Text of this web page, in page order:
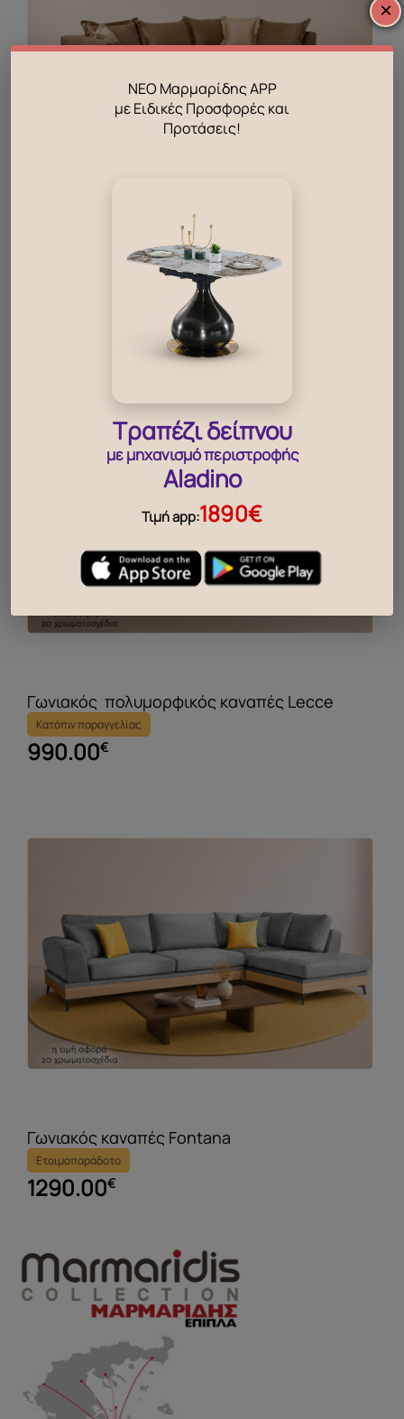
Γωνιακός καναπές Hermes
Γωνιακός πολυμορφικός καναπές Lecce
Κατόπιν παραγγελίας
990.00€
Γωνιακός καναπές Fontana
Ετοιμοπαράδοτο
1290.00€
×
ΝΕΟ Μαρμαρίδης APP
με Ειδικές Προσφορές και
Προτάσεις!
Τραπέζι δείπνου
με μηχανισμό περιστροφής
Aladino
Τιμή app:1890€